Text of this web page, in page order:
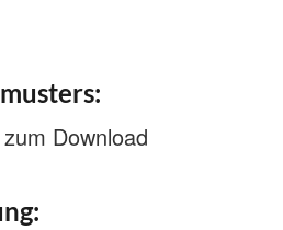
Download